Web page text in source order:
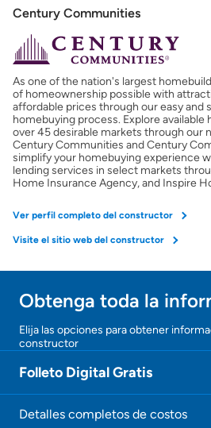
Costos casa nueva vs. usada
Obtener mi puntaje de
Calcular mi hipoteca
Obtener Aprobación Previa
Preparar mi casa para la
Obtener ofertas por mi casa
Century Communities
As one of the nation's largest
of homeownership possible with
affordable prices through our easy and
homebuying process. Explore available
over 45 desirable markets through our
Century Communities and Century
simplify your homebuying experience
lending services in select markets
Home Insurance Agency, and Inspire
Ver perfil completo del constructor
Visite el sitio web del constructor
¡Gracias!
¡
n
e
Obtenga toda la
Elija las opciones para obtener
constructor
Folleto Digital Gratis
Detalles completos de costos